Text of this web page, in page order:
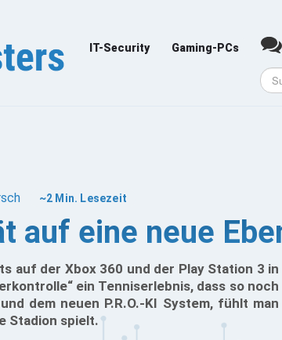
IT-Security Gaming-PCs
~2 Min. Lesezeit
auf eine neue
auf der Xbox 360 und der Play Station 3 in
ein Tenniserlebnis, dass so noch
dem neuen P.R.O.-KI System, fühlt man
Stadion spielt.